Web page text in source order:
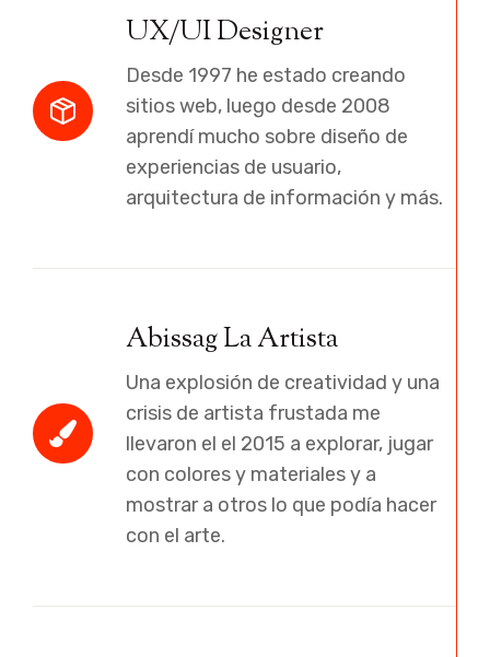
UX/UI Designer
Desde 1997 he estado creando
sitios web, luego desde 2008
aprendí mucho sobre diseño de
experiencias de usuario,
arquitectura de información y más.
Abissag La Artista
Una explosión de creatividad y una
crisis de artista frustada me
llevaron el el 2015 a explorar, jugar
con colores y materiales y a
mostrar a otros lo que podía hacer
con el arte.